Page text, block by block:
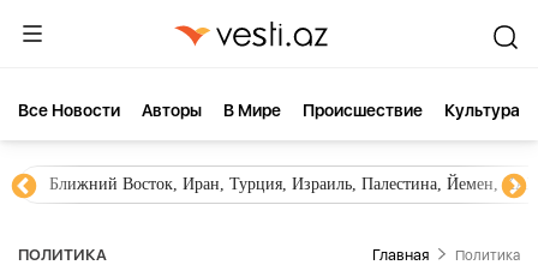
Все Новости Aвторы В Мире Происшествие Культура
Ближний Восток, Иран, Турция, Израиль, Палестина, Йемен,
ПОЛИТИКА Главная Политика